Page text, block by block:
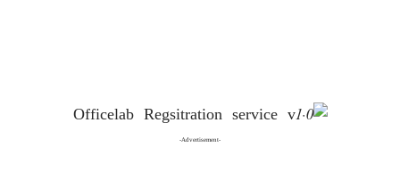
-Advertisement-